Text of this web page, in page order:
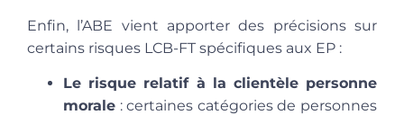
Enfin, l’ABE vient apporter des précisions sur
certains risques LCB-FT spécifiques aux EP :
Le risque relatif à la clientèle personne
morale : certaines catégories de personnes